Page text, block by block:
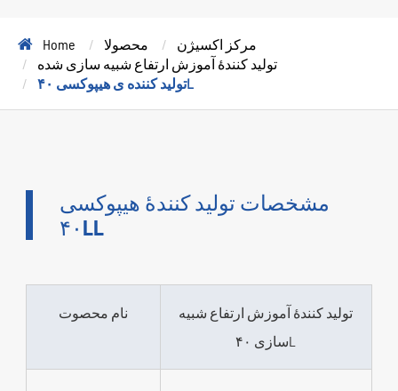
Home محصولا
مرکز اکسیژن
تولید کنندۀ آموزش ارتفاع شبیه سازی شده
تولید کننده ی هیپوکسی ۴۰L
مشخصات تولید کنندۀ هیپوکسی
۴۰LL
نام محصوت
تولید کنندۀ آموزش ارتفاع شبیه
سازی ۴۰L